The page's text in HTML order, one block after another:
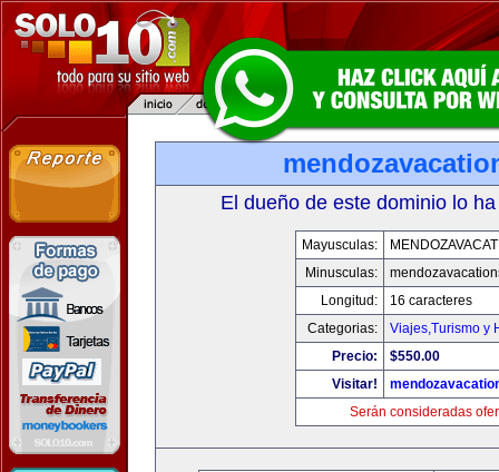
El dueño de este dominio lo
Mayusculas:
Minusculas:
Longitud:
16 caracteres
Categorias:
Viajes,Turismo y
Precio:
$550.00
Visitar!
Serán consideradas